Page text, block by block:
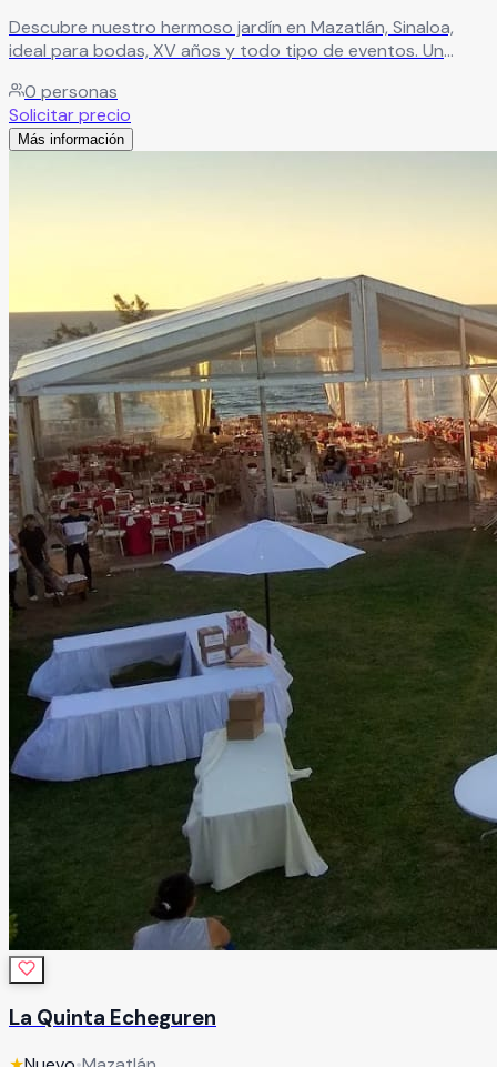
Descubre nuestro hermoso jardín en Mazatlán, Sinaloa,
ideal para bodas, XV años y todo tipo de eventos. Un
celebraciones inolvidables en un ambiente único.
0 personas
Solicitar precio
Más información
La Quinta Echeguren